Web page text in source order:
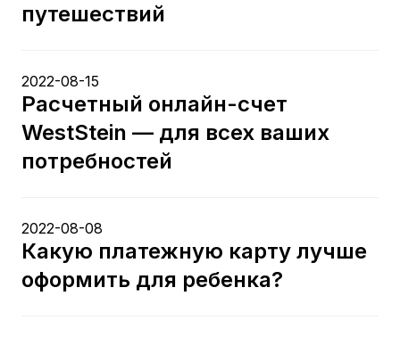
путешествий
2022-08-15
Расчетный онлайн-счет
WestStein — для всех ваших
потребностей
2022-08-08
Какую платежную карту лучше
оформить для ребенка?